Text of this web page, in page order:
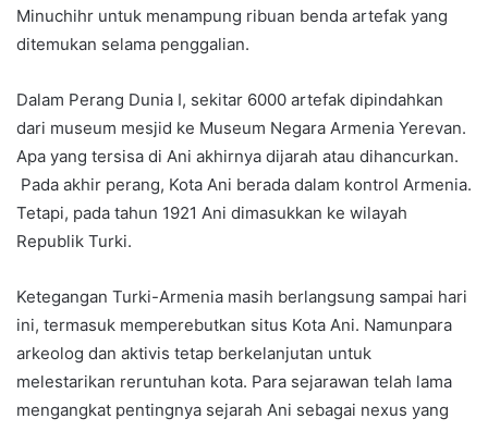
Minuchihr untuk menampung ribuan benda artefak yang
ditemukan selama penggalian.
Dalam Perang Dunia I, sekitar 6000 artefak dipindahkan
dari museum mesjid ke Museum Negara Armenia Yerevan.
Apa yang tersisa di Ani akhirnya dijarah atau dihancurkan.
Pada akhir perang, Kota Ani berada dalam kontrol Armenia.
Tetapi, pada tahun 1921 Ani dimasukkan ke wilayah
Republik Turki.
Ketegangan Turki-Armenia masih berlangsung sampai hari
ini, termasuk memperebutkan situs Kota Ani. Namunpara
arkeolog dan aktivis tetap berkelanjutan untuk
melestarikan reruntuhan kota. Para sejarawan telah lama
mengangkat pentingnya sejarah Ani sebagai nexus yang